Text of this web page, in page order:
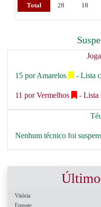
Total
28 18
15 por Amarelos - Lista
11 por Vermelhos - Lista
Nenhum técnico foi
Vitória